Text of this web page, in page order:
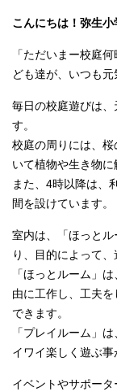
こんにちは！弥生小
「ただいまー校庭
ども達が、いつも元
毎日の校庭遊びは
す。
校庭の周りには、
いて植物や生き物に
また、4時以降は、
間を設けています。
室内は、「ほっと
り、目的によって、
「ほっとルーム」
由に工作し、工夫
できます。
「プレイルーム」
イワイ楽しく遊ぶ事
イベントやサポー